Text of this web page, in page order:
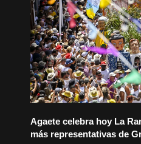
Agaete celebra hoy La
más representativas de